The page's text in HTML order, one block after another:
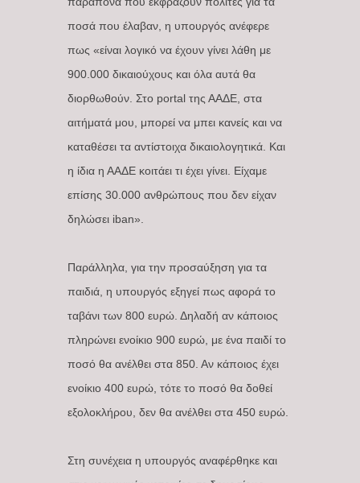
ποσά που έλαβαν, η υπουργός ανέφερε
πως «είναι λογικό να έχουν γίνει λάθη με
900.000 δικαιούχους και όλα αυτά θα
διορθωθούν. Στο portal της ΑΑΔΕ, στα
αιτήματά μου, μπορεί να μπει κανείς και να
καταθέσει τα αντίστοιχα δικαιολογητικά. Και
η ίδια η ΑΑΔΕ κοιτάει τι έχει γίνει. Είχαμε
επίσης 30.000 ανθρώπους που δεν είχαν
δηλώσει iban».
Παράλληλα, για την προσαύξηση για τα
παιδιά, η υπουργός εξηγεί πως αφορά το
ταβάνι των 800 ευρώ. Δηλαδή αν κάποιος
πληρώνει ενοίκιο 900 ευρώ, με ένα παιδί το
ποσό θα ανέλθει στα 850. Αν κάποιος έχει
ενοίκιο 400 ευρώ, τότε το ποσό θα δοθεί
εξολοκλήρου, δεν θα ανέλθει στα 450 ευρώ.
Στη συνέχεια η υπουργός αναφέρθηκε και